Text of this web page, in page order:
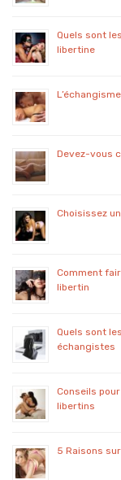
Quels sont
libertine
Devez-vous
Choisissez
Comment
libertin
Quels sont
échangistes
Conseils
libertins
5 Raisons